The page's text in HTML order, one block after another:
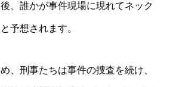
、誰かが事件現場に現れてネック
予想されます。
、刑事たちは事件の捜査を続け、